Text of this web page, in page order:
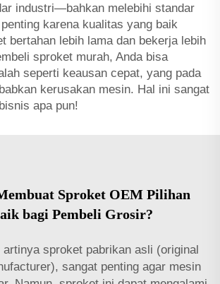
industri—bahkan melebihi standar
karena kualitas yang baik
bertahan lebih lama dan bekerja lebih
sproket murah, Anda bisa
seperti keausan cepat, yang pada
kerusakan mesin. Hal ini sangat
apa pun!
Sproket OEM Pilihan
bagi Pembeli Grosir?
artinya sproket pabrikan asli (original
sangat penting agar mesin